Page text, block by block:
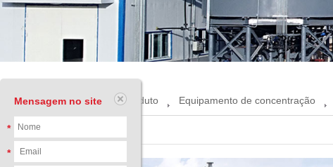
Início Produto Equipamento de concentração
Mensagem no site
*
*